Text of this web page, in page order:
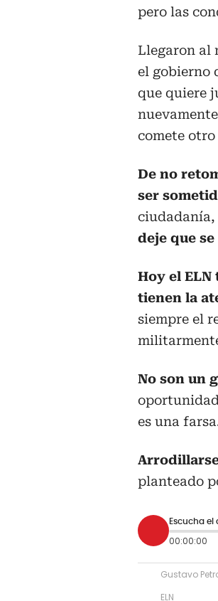
pero las
Llegaron al
el gobierno
que quiere
comete
De no
ser
ciudadanía,
deje que
Hoy el
tienen la
siempre el
No son un
es una
planteado
Escucha el
00:00:00
Gustavo
ELN